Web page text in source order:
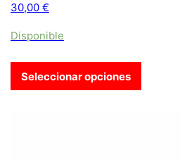
30,00 €
Disponible
Seleccionar opciones